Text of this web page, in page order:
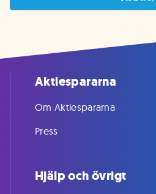
Aktiespararna
Om Aktiespararna
Press
Hjälp och övrigt